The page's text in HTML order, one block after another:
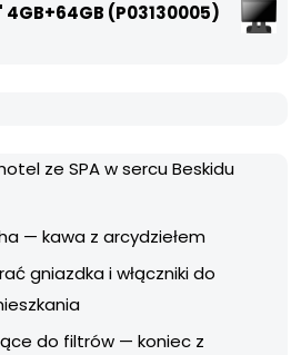
4GB+64GB (P03130005)
ze SPA w sercu Beskidu
— kawa z arcydziełem
gniazdka i włączniki do
do filtrów — koniec z